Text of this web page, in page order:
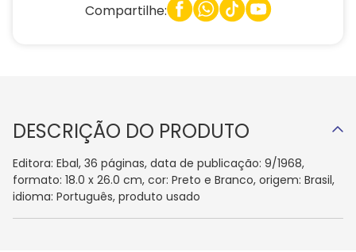
Compartilhe:
DESCRIÇÃO DO PRODUTO
Editora: Ebal, 36 páginas, data de publicação: 9/1968,
formato: 18.0 x 26.0 cm, cor: Preto e Branco, origem: Brasil,
idioma: Português, produto usado